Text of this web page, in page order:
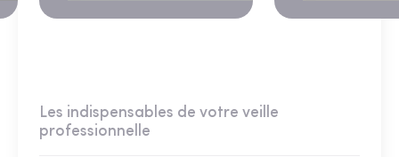
Les indispensables de votre veille
professionnelle